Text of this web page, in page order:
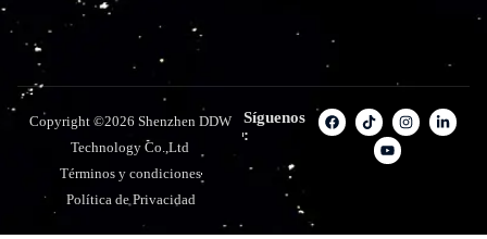
Copyright ©2026 Shenzhen DDW
Technology Co.,Ltd
Términos y condiciones
Política de Privacidad
Síguenos
: